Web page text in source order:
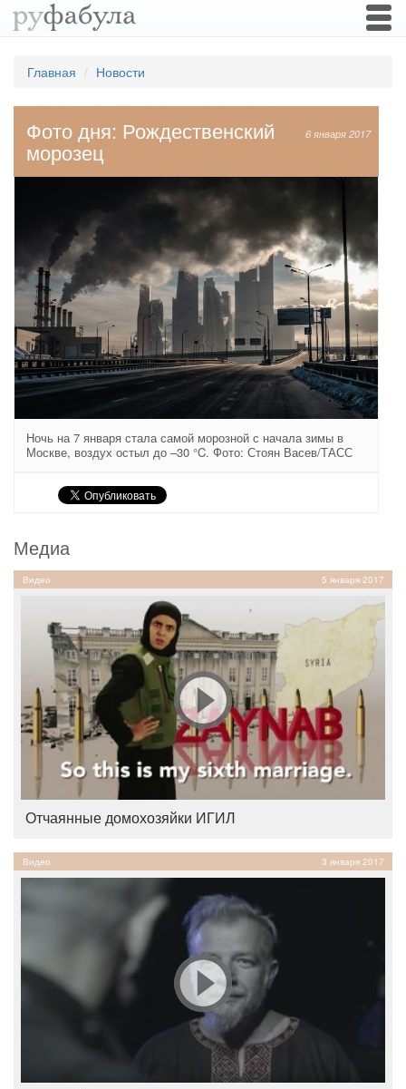
Главная Новости
6 января 2017
Фото дня: Рождественский
морозец
Ночь на 7 января стала самой морозной с начала зимы в
Москве, воздух остыл до –30 °C. Фото: Стоян Васев/ТАСС
Медиа
Видео 5 января 2017
Отчаянные домохозяйки ИГИЛ
Видео 3 января 2017